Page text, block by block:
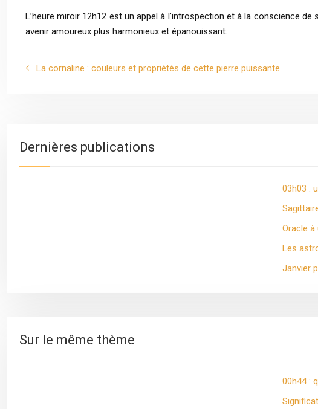
L’heure miroir 12h12 est un appel à l’introspection et à la conscience
avenir amoureux plus harmonieux et épanouissant.
La cornaline : couleurs et propriétés de cette pierre puissante
Dernières publications
03h03 :
Oracle
Les
Janvier
Sur le même thème
00h44 :